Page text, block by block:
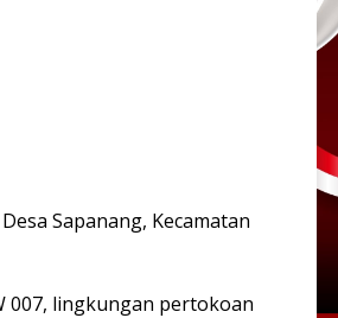
Sapanang, Kecamatan
007, lingkungan pertokoan